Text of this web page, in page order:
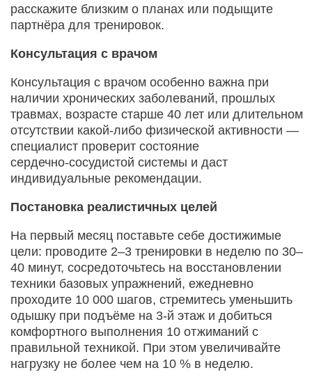
расскажите близким о планах или подыщите
партнёра для тренировок.
Консультация с врачом
Консультация с врачом особенно важна при
наличии хронических заболеваний, прошлых
травмах, возрасте старше 40 лет или длительном
отсутствии какой‑либо физической активности —
специалист проверит состояние
сердечно‑сосудистой системы и даст
индивидуальные рекомендации.
Постановка реалистичных целей
На первый месяц поставьте себе достижимые
цели: проводите 2–3 тренировки в неделю по 30–
40 минут, сосредоточьтесь на восстановлении
техники базовых упражнений, ежедневно
проходите 10 000 шагов, стремитесь уменьшить
одышку при подъёме на 3‑й этаж и добиться
комфортного выполнения 10 отжиманий с
правильной техникой. При этом увеличивайте
нагрузку не более чем на 10 % в неделю.